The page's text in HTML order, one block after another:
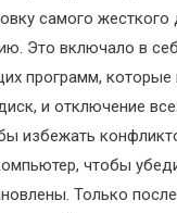
самого жесткого
Это включало в
программ, которые
и отключение
избежать
чтобы
Только после